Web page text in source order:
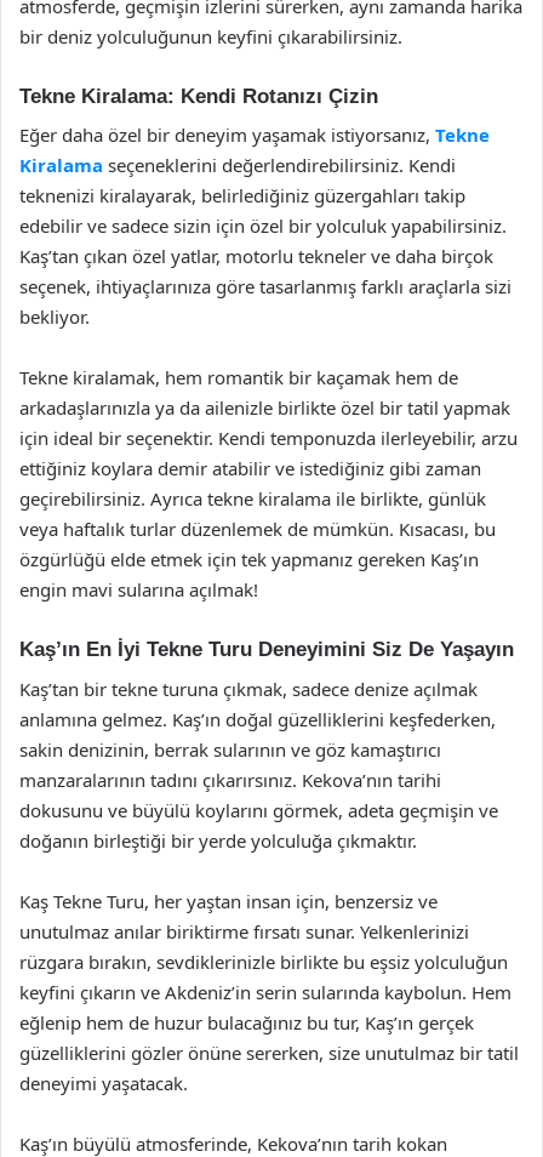
atmosferde, geçmişin izlerini sürerken, aynı zamanda harika
bir deniz yolculuğunun keyfini çıkarabilirsiniz.
Tekne Kiralama: Kendi Rotanızı Çizin
Eğer daha özel bir deneyim yaşamak istiyorsanız, Tekne
Kiralama seçeneklerini değerlendirebilirsiniz. Kendi
teknenizi kiralayarak, belirlediğiniz güzergahları takip
edebilir ve sadece sizin için özel bir yolculuk yapabilirsiniz.
Kaş’tan çıkan özel yatlar, motorlu tekneler ve daha birçok
seçenek, ihtiyaçlarınıza göre tasarlanmış farklı araçlarla sizi
bekliyor.
Tekne kiralamak, hem romantik bir kaçamak hem de
arkadaşlarınızla ya da ailenizle birlikte özel bir tatil yapmak
için ideal bir seçenektir. Kendi temponuzda ilerleyebilir, arzu
ettiğiniz koylara demir atabilir ve istediğiniz gibi zaman
geçirebilirsiniz. Ayrıca tekne kiralama ile birlikte, günlük
veya haftalık turlar düzenlemek de mümkün. Kısacası, bu
özgürlüğü elde etmek için tek yapmanız gereken Kaş’ın
engin mavi sularına açılmak!
Kaş’ın En İyi Tekne Turu Deneyimini Siz De Yaşayın
Kaş’tan bir tekne turuna çıkmak, sadece denize açılmak
anlamına gelmez. Kaş’ın doğal güzelliklerini keşfederken,
sakin denizinin, berrak sularının ve göz kamaştırıcı
manzaralarının tadını çıkarırsınız. Kekova’nın tarihi
dokusunu ve büyülü koylarını görmek, adeta geçmişin ve
doğanın birleştiği bir yerde yolculuğa çıkmaktır.
Kaş Tekne Turu, her yaştan insan için, benzersiz ve
unutulmaz anılar biriktirme fırsatı sunar. Yelkenlerinizi
rüzgara bırakın, sevdiklerinizle birlikte bu eşsiz yolculuğun
keyfini çıkarın ve Akdeniz’in serin sularında kaybolun. Hem
eğlenip hem de huzur bulacağınız bu tur, Kaş’ın gerçek
güzelliklerini gözler önüne sererken, size unutulmaz bir tatil
deneyimi yaşatacak.
Kaş’ın büyülü atmosferinde, Kekova’nın tarih kokan